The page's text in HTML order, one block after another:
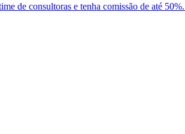
de consultoras e tenha comissão de até